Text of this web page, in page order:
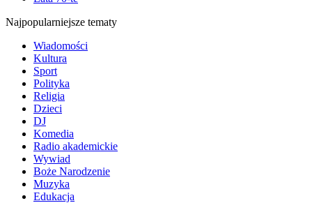
Najpopularniejsze tematy
Wiadomości
Kultura
Sport
Polityka
Religia
Dzieci
DJ
Komedia
Radio akademickie
Wywiad
Boże Narodzenie
Muzyka
Edukacja